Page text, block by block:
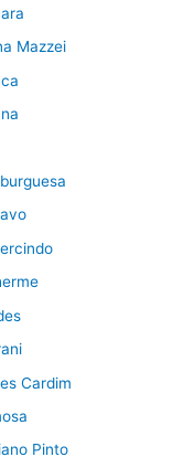
Mazzei
Cardim
Pinto